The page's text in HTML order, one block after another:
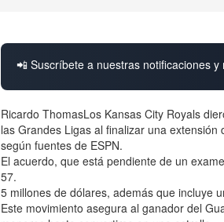
📲 Suscríbete a nuestras notificaciones
Ricardo ThomasLos Kansas City Royals
las Grandes Ligas al finalizar una
según fuentes de ESPN.
El acuerdo, que está pendiente de un
57.
5 millones de dólares, además que incluye
Este movimiento asegura al ganador del